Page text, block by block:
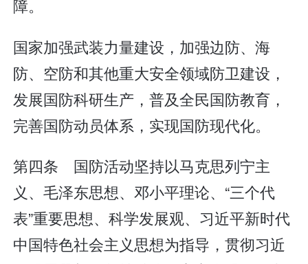
障。
国家加强武装力量建设，加强边防、海
防、空防和其他重大安全领域防卫建设，
发展国防科研生产，普及全民国防教育，
完善国防动员体系，实现国防现代化。
第四条 国防活动坚持以马克思列宁主
义、毛泽东思想、邓小平理论、“三个代
表”重要思想、科学发展观、习近平新时代
中国特色社会主义思想为指导，贯彻习近